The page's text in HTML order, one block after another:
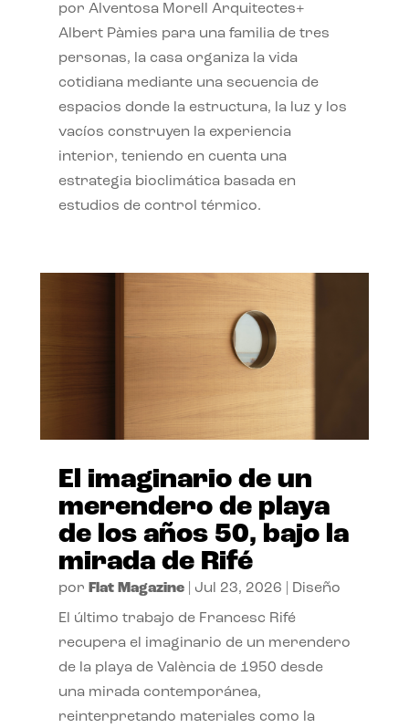
por Alventosa Morell Arquitectes+
Albert Pàmies para una familia de tres
personas, la casa organiza la vida
cotidiana mediante una secuencia de
espacios donde la estructura, la luz y los
vacíos construyen la experiencia
interior, teniendo en cuenta una
estrategia bioclimática basada en
estudios de control térmico.
El imaginario de un
merendero de playa
de los años 50, bajo la
mirada de Rifé
por Flat Magazine| Jul 23, 2026 Diseño
El último trabajo de Francesc Rifé
recupera el imaginario de un merendero
de la playa de València de 1950 desde
una mirada contemporánea,
reinterpretando materiales como la